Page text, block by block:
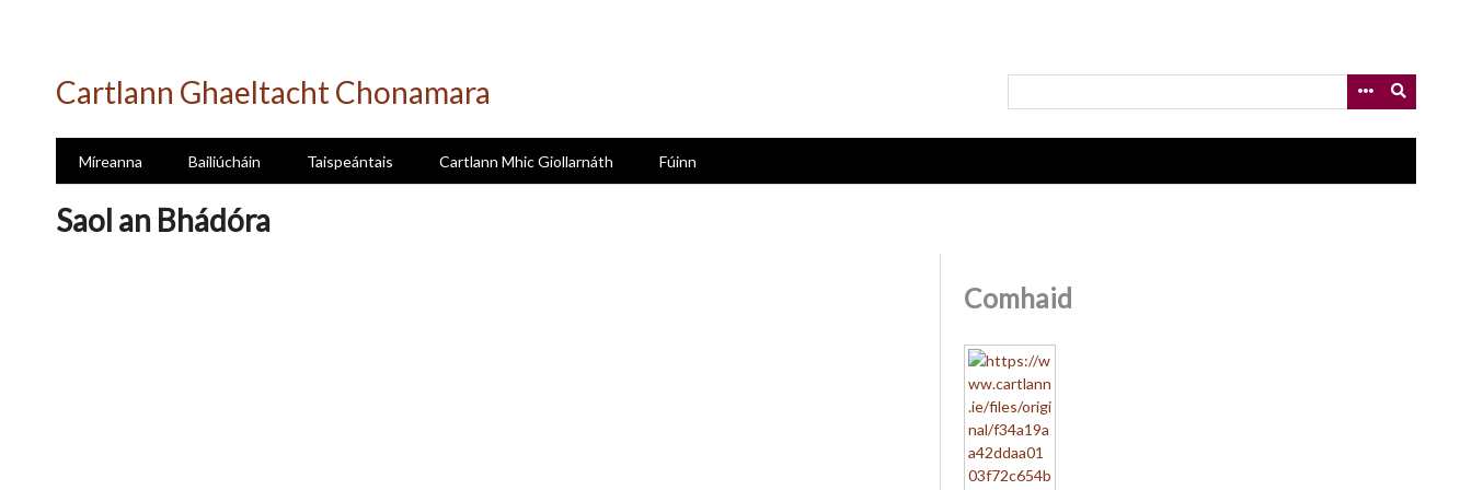
Cartlann Ghaeltacht Chonamara
Míreanna Bailiúcháin Taispeántais Cartlann Mhic Giollarnáth Fúinn
Saol an Bhádóra
Comhaid